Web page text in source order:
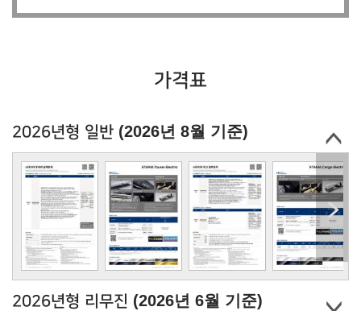
가격표
2026년형 일반 (2026년 8월 기준)
2026년형 리무진 (2026년 6월 기준)